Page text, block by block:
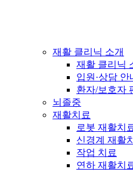
재활 클리닉 소개
재활 클리닉
입원·상담 안
환자/보호자
뇌졸중
재활치료
로봇 재활치
신경계 재활
작업 치료
연하 재활치